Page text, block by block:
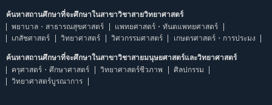
ค้นหาสถานศึกษาที่จะศึกษาในสาขาวิชาสายวิทยาศาสตร์
พยาบาล・สาธารณสุขศาสตร์
แพทยศาสตร์・ทันตแพทยศาสตร์
เภสัชศาสตร์
วิทยาศาสตร์ วิศวกรรมศาสตร์ เกษตรศาสตร์・การประมง
ค้นหาสถานศึกษาที่จะศึกษาในสาขาวิชาสายมนุษยศาสตร์และวิทยาศาสตร์
ครุศาสตร์・ศึกษาศาสตร์
วิทยาศาสตร์ชีวภาพ
ศิลปกรรม
วิทยาศาสตร์บูรณาการ